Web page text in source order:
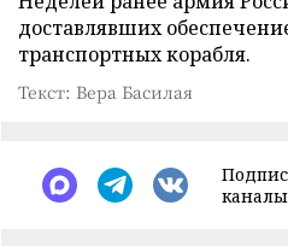
доставлявших
транспортных корабля.
Текст: Вера Басилая
каналы